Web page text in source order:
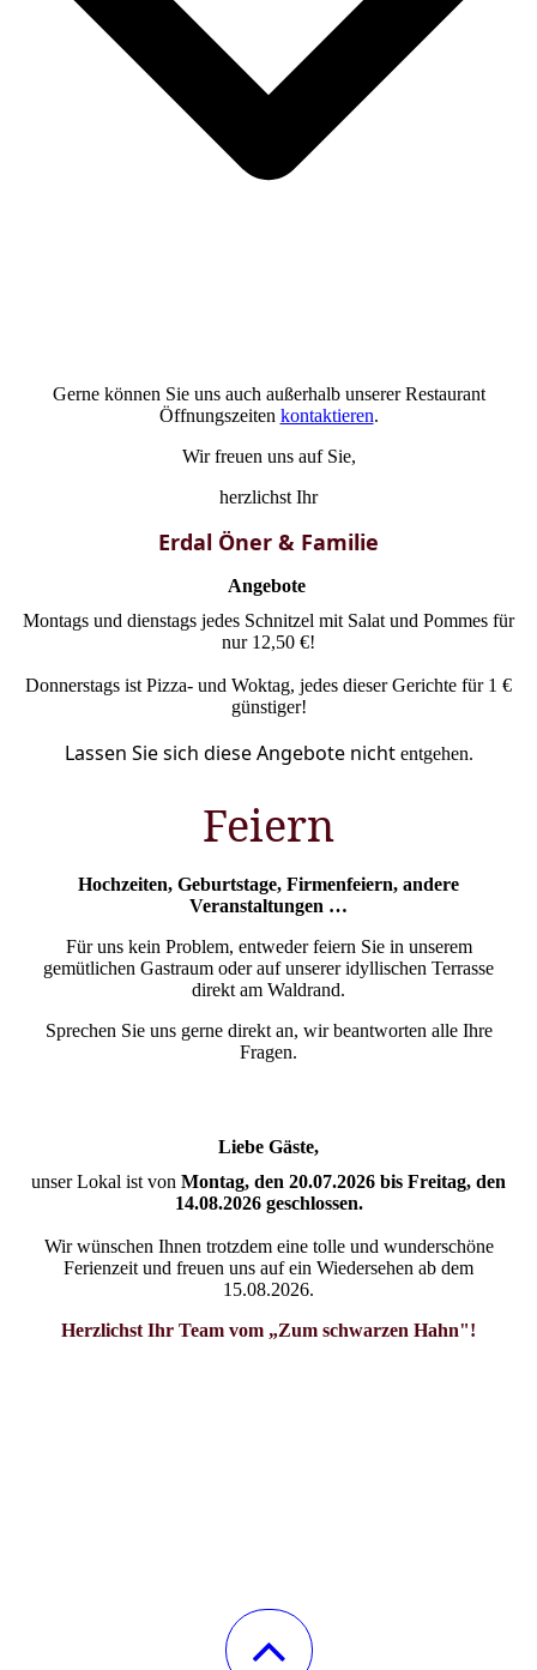
Gerne können Sie uns auch außerhalb unserer Restaurant
Öffnungszeiten kontaktieren.
Wir freuen uns auf Sie,
herzlichst Ihr
Erdal Öner & Familie
Angebote
Montags und dienstags jedes Schnitzel mit Salat und Pommes für
nur 12,50 €!
Donnerstags ist Pizza- und Woktag, jedes dieser Gerichte für 1 €
günstiger!
Lassen Sie sich diese Angebote nicht entgehen.
Feiern
Hochzeiten, Geburtstage, Firmenfeiern, andere
Veranstaltungen …
Für uns kein Problem, entweder feiern Sie in unserem
gemütlichen Gastraum oder auf unserer idyllischen Terrasse
direkt am Waldrand.
Sprechen Sie uns gerne direkt an, wir beantworten alle Ihre
Fragen.
Liebe Gäste,
unser Lokal ist von Montag, den 20.07.2026 bis Freitag, den
14.08.2026 geschlossen.
Wir wünschen Ihnen trotzdem eine tolle und wunderschöne
Ferienzeit und freuen uns auf ein Wiedersehen ab dem
15.08.2026.
Herzlichst Ihr Team vom „Zum schwarzen Hahn"!